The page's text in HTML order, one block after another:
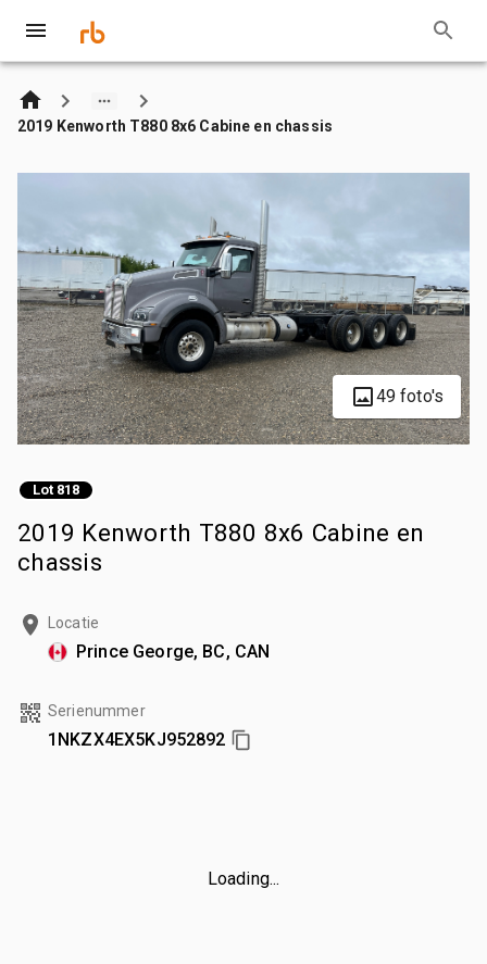
2019 Kenworth T880 8x6 Cabine en chassis
49 foto's
Lot 818
2019 Kenworth T880 8x6 Cabine en
chassis
Locatie
Prince George, BC, CAN
Serienummer
1NKZX4EX5KJ952892
Loading...